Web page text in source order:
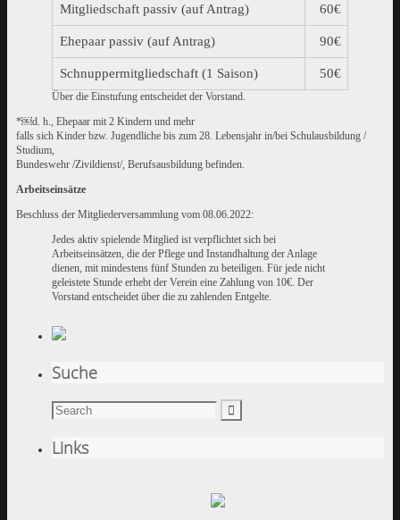
Mitgliedschaft passiv (auf Antrag) 60€
Ehepaar passiv (auf Antrag) 90€
Schnuppermitgliedschaft (1 Saison) 50€
Über die Einstufung entscheidet der Vorstand.
*￼d. h., Ehepaar mit 2 Kindern und mehr
falls sich Kinder bzw. Jugendliche bis zum 28. Lebensjahr in/bei Schulausbildung /
Studium,
Bundeswehr /Zivildienst/, Berufsausbildung befinden.
Arbeitseinsätze
Beschluss der Mitgliederversammlung vom 08.06.2022:
Jedes aktiv spielende Mitglied ist verpflichtet sich bei
Arbeitseinsätzen, die der Pflege und Instandhaltung der Anlage
dienen, mit mindestens fünf Stunden zu beteiligen. Für jede nicht
geleistete Stunde erhebt der Verein eine Zahlung von 10€. Der
Vorstand entscheidet über die zu zahlenden Entgelte.
Suche
Links